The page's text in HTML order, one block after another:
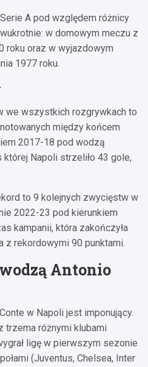
A pod względem różnicy
w domowym meczu z
roku oraz w wyjazdowym
1977 roku.
we wszystkich rozgrywkach to
między końcem
2017-18 pod wodzą
Napoli strzeliło 43 gole,
to 9 kolejnych zwycięstw w
2022-23 pod kierunkiem
kampanii, która zakończyła
rekordowymi 90 punktami.
Antonio
w Napoli jest imponujący.
trzema różnymi klubami
ligę w pierwszym sezonie
(Juventus, Chelsea, Inter